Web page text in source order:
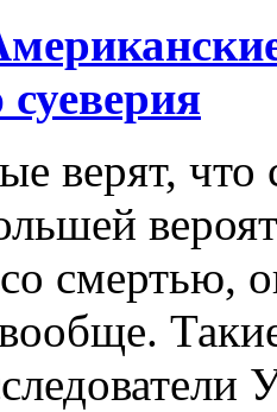
верят, что
смертью,